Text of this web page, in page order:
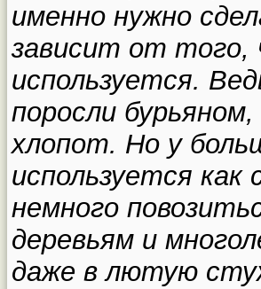
именно нужно
зависит от того,
используется.
поросли
хлопот. Но у
используется как
немного
деревьям и
даже в лютую